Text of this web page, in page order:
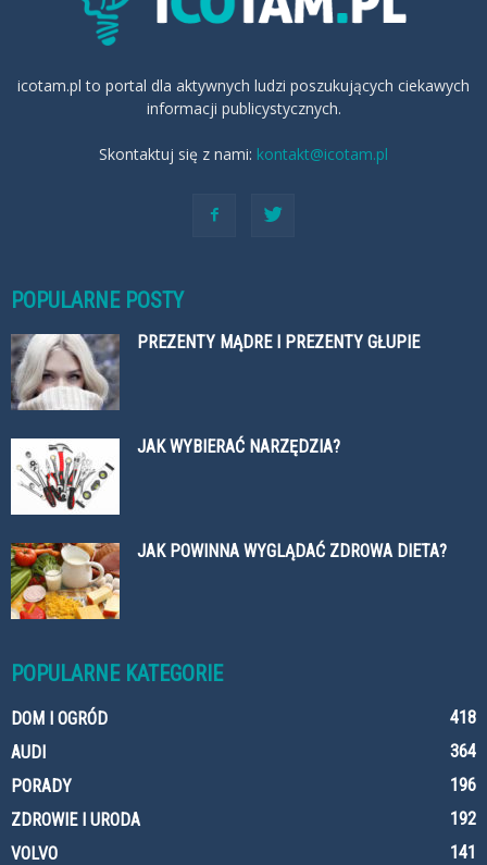
icotam.pl to portal dla aktywnych ludzi poszukujących ciekawych
informacji publicystycznych.
Skontaktuj się z nami: kontakt@icotam.pl
POPULARNE POSTY
PREZENTY MĄDRE I PREZENTY GŁUPIE
JAK WYBIERAĆ NARZĘDZIA?
JAK POWINNA WYGLĄDAĆ ZDROWA DIETA?
POPULARNE KATEGORIE
DOM I OGRÓD
418
AUDI
364
PORADY
196
ZDROWIE I URODA
192
VOLVO
141